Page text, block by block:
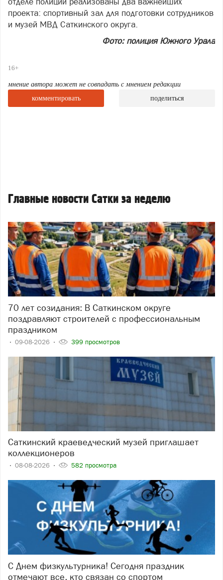
проекта: спортивный зал для подготовки сотрудников
и музей МВД Саткинского округа.
Фото: полиция Южного Урала
16+
мнение автора может не совпадать с мнением редакции
комментировать
поделиться
Главные новости Сатки за неделю
70 лет созидания: В Саткинском округе
поздравляют строителей с профессиональным
праздником
09-08-2026 399 просмотров
Саткинский краеведческий музей приглашает
коллекционеров
08-08-2026 582 просмотра
С Днем физкультурника! Сегодня праздник
отмечают все, кто связан со спортом